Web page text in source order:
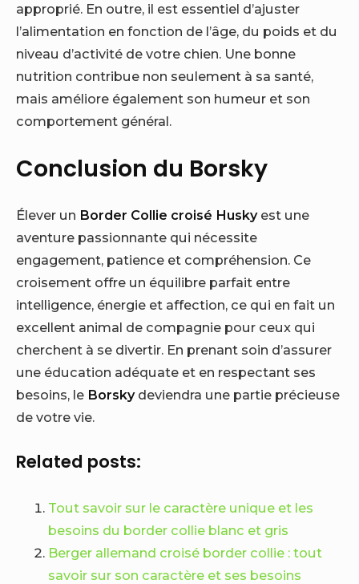
approprié. En outre, il est essentiel d’ajuster
l’alimentation en fonction de l’âge, du poids et du
niveau d’activité de votre chien. Une bonne
nutrition contribue non seulement à sa santé,
mais améliore également son humeur et son
comportement général.
Conclusion du Borsky
Élever un Border Collie croisé Huskyest une
aventure passionnante qui nécessite
engagement, patience et compréhension. Ce
croisement offre un équilibre parfait entre
intelligence, énergie et affection, ce qui en fait un
excellent animal de compagnie pour ceux qui
cherchent à se divertir. En prenant soin d’assurer
une éducation adéquate et en respectant ses
besoins, le Borskydeviendra une partie précieuse
de votre vie.
Related posts:
Tout savoir sur le caractère unique et les
besoins du border collie blanc et gris
Berger allemand croisé border collie : tout
savoir sur son caractère et ses besoins